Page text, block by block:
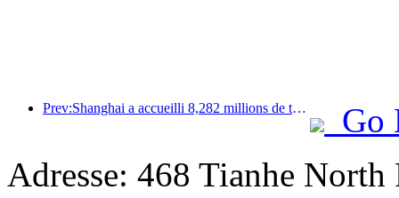
Prev:Shanghai a accueilli 8,282 millions de touristes étrangers au cours des onze premiers mois de l'année, dépassant ainsi les prévisions initiales.
Go
Adresse: 468 Tianhe